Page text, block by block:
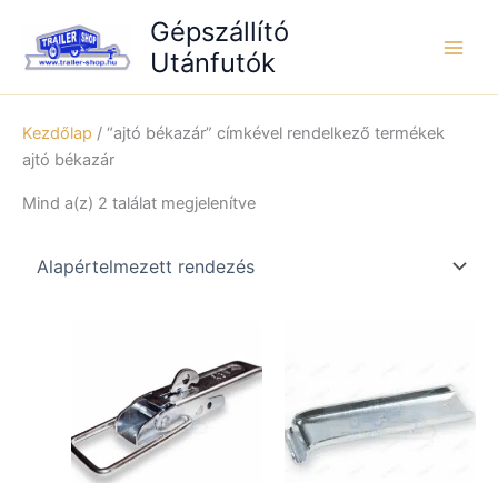
content
Gépszállító
Utánfutók
Kezdőlap / “ajtó békazár” címkével rendelkező termékek
ajtó békazár
Mind a(z) 2 találat megjelenítve